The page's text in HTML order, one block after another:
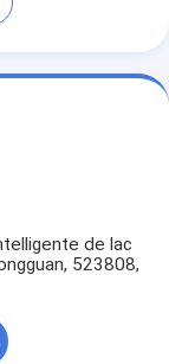
de lac
523808,